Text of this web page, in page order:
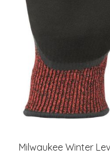
Milwaukee Winter